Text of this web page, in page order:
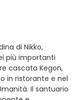
di Nikko,
più importanti
cascata Kegon,
in ristorante e nel
Il santuario